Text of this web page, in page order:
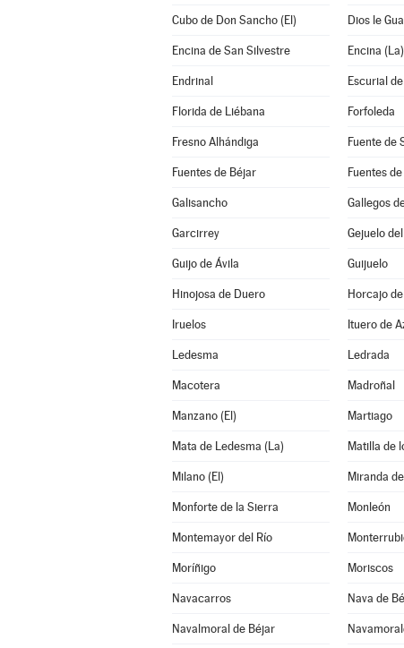
Cubo de Don Sancho (El) Dios le
Encina de San Silvestre Encina (La)
Endrinal Escurial
Florida de Liébana Forfoleda
Fresno Alhándiga Fuente de
Fuentes de Béjar Fuentes
Galisancho Gallegos
Garcirrey Gejuelo
Guijo de Ávila Guijuelo
Hinojosa de Duero Horcajo
Iruelos Ituero de
Ledesma Ledrada
Macotera Madroñal
Manzano (El) Martiago
Mata de Ledesma (La) Matilla de
Milano (El) Miranda
Monforte de la Sierra Monleón
Montemayor del Río
Moríñigo Moriscos
Navacarros Nava de
Navalmoral de Béjar